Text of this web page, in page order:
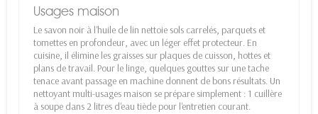
Usages maison
Le savon noir à l'huile de lin nettoie sols carrelés, parquets et
tomettes en profondeur, avec un léger effet protecteur. En
cuisine, il élimine les graisses sur plaques de cuisson, hottes et
plans de travail. Pour le linge, quelques gouttes sur une tache
tenace avant passage en machine donnent de bons résultats. Un
nettoyant multi-usages maison se prépare simplement : 1 cuillère
à soupe dans 2 litres d'eau tiède pour l'entretien courant.